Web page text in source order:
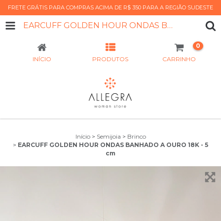
FRETE GRÁTIS PARA COMPRAS ACIMA DE R$ 350 PARA A REGIÃO SUDESTE
EARCUFF GOLDEN HOUR ONDAS BANHADO A OURO 18K - 5 CM
INÍCIO PRODUTOS CARRINHO
0
Início > Semijoia > Brinco
> EARCUFF GOLDEN HOUR ONDAS BANHADO A OURO 18K - 5
cm